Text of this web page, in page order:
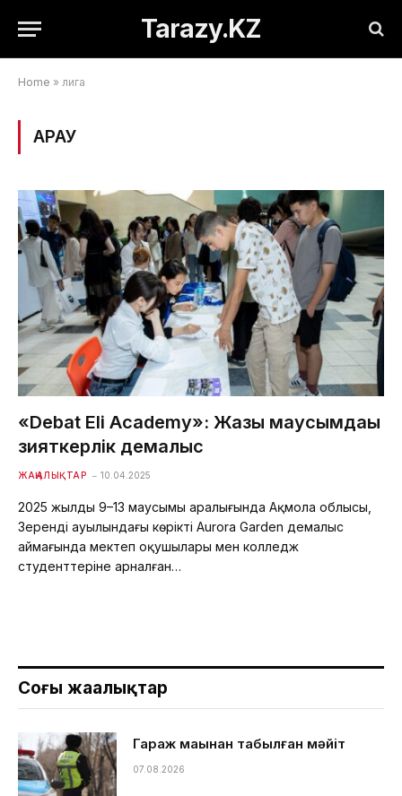
Tarazy.KZ
Home » лига
ҚАРАУ
«Debat Eli Academy»: Жазғы маусымдағы
зияткерлік демалыс
ЖАҢАЛЫҚТАР 10.04.2025
2025 жылдың 9–13 маусымы аралығында Ақмола облысы,
Зеренді ауылындағы көрікті Aurora Garden демалыс
аймағында мектеп оқушылары мен колледж
студенттеріне арналған…
Соңғы жаңалықтар
Гараж маңынан табылған мәйіт
07.08.2026